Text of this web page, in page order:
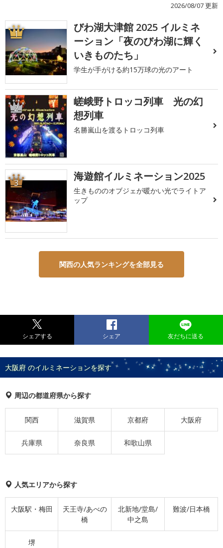
2026/08/07 更新
1
びわ湖大津館 2025 イルミネ
ーション「夜のびわ湖に輝く
いきものたち」
学生が手がける約15万球の光のアート
2
嵯峨野トロッコ列車 光の幻
想列車
名勝嵐山を渡るトロッコ列車
3 海遊館イルミネーション2025
生きもののオブジェが暖かい光でライトア
ップ
関西の人気ランキングを全部見る
シェアする シェア 友だちに送る
大阪府 のイルミネーションを探す
周辺の都道府県から探す
関西 滋賀県 京都府 大阪府
兵庫県 奈良県 和歌山県
人気エリアから探す
大阪駅・梅田
天王寺/あべの
橋
北新地/堂島/
中之島
難波/日本橋
堺